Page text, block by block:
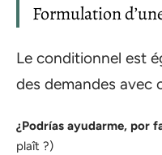
Formulation
Le conditionnel est
des demandes avec
¿Podrías ayudarme, por
plaît ?)